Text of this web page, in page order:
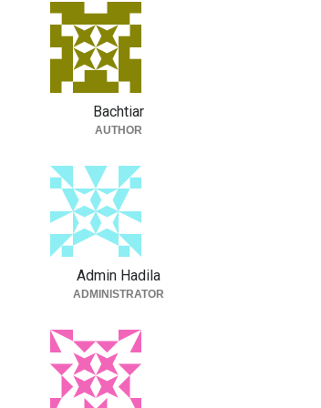
Bachtiar
AUTHOR
Admin Hadila
ADMINISTRATOR